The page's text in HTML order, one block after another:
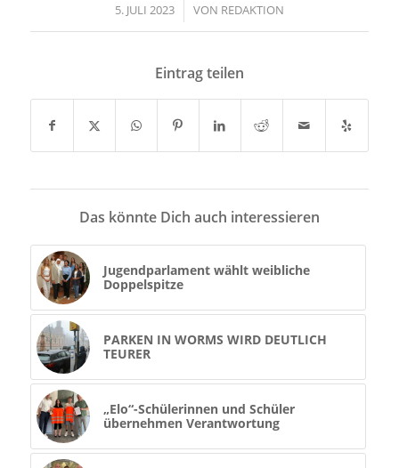
5. JULI 2023
/ VON REDAKTION
Eintrag teilen
Das könnte Dich auch interessieren
Jugendparlament wählt weibliche
Doppelspitze
PARKEN IN WORMS WIRD DEUTLICH
TEURER
„Elo“-Schülerinnen und Schüler
übernehmen Verantwortung